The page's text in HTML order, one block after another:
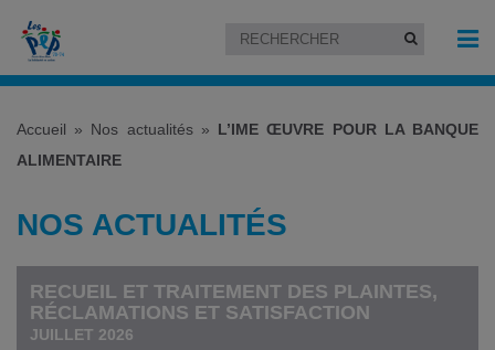
Accueil » Nos actualités» L’IME ŒUVRE POUR LA BANQUE
ALIMENTAIRE
NOS ACTUALITÉS
RECUEIL ET TRAITEMENT DES PLAINTES,
RÉCLAMATIONS ET SATISFACTION
JUILLET 2026